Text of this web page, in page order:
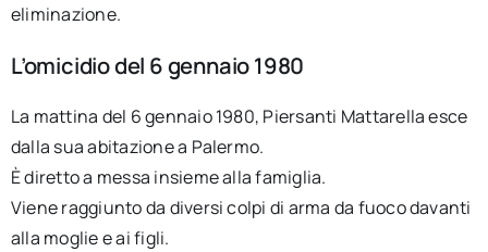
eliminazione.
L’omicidio del 6 gennaio 1980
La mattina del 6 gennaio 1980, Piersanti Mattarella esce
dalla sua abitazione a Palermo.
È diretto a messa insieme alla famiglia.
Viene raggiunto da diversi colpi di arma da fuoco davanti
alla moglie e ai figli.